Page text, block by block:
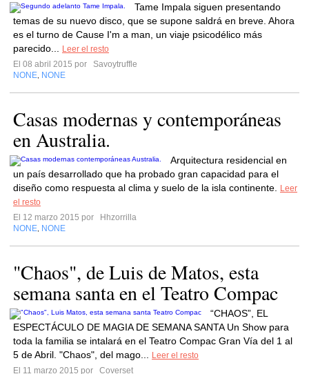
Tame Impala siguen presentando
temas de su nuevo disco, que se supone saldrá en breve. Ahora
es el turno de Cause I'm a man, un viaje psicodélico más
parecido...
Leer el resto
El 08 abril 2015 por
Savoytruffle
NONE NONE
Casas modernas y contemporáneas
en Australia.
Arquitectura residencial en
un país desarrollado que ha probado gran capacidad para el
diseño como respuesta al clima y suelo de la isla continente.
Leer
el resto
El 12 marzo 2015 por
Hhzorrilla
NONE NONE
"Chaos", de Luis de Matos, esta
semana santa en el Teatro Compac
“CHAOS”, EL
ESPECTÁCULO DE MAGIA DE SEMANA SANTA Un Show para
toda la familia se intalará en el Teatro Compac Gran Vía del 1 al
5 de Abril. "Chaos", del mago...
Leer el resto
El 11 marzo 2015 por
Coverset